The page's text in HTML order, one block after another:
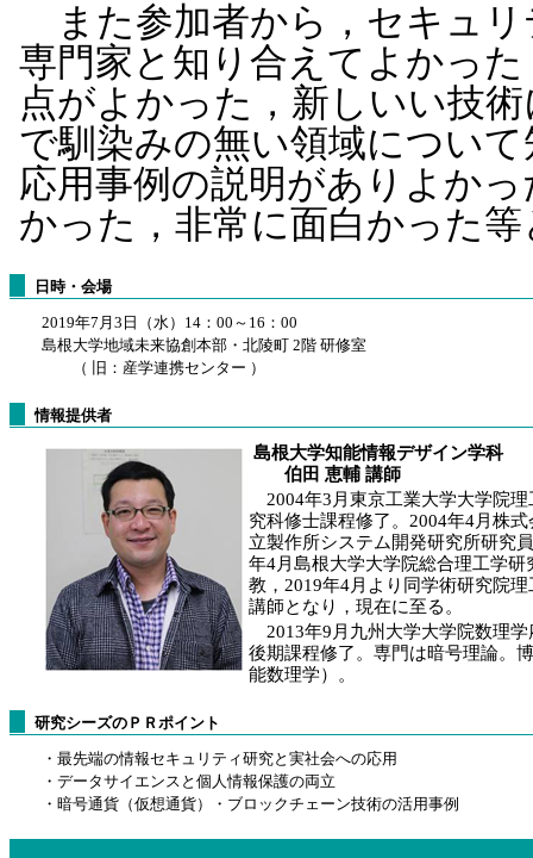
また参加者から，セキュ
専門家と知り合えてよかっ
点がよかった，新しいい技
で馴染みの無い領域につい
応用事例の説明がありよか
かった，非常に面白かった
日時・会場
2019年7月3日（水）14：00～16：00
島根大学地域未来協創本部・北陵町 2階 研修室
（ 旧：産学連携センター ）
情報提供者
島根大学知能情報デザイン学科
伯田 恵輔 講師
2004年3月東京工業大学大学院理
究科修士課程修了。2004年4月株式
立製作所システム開発研究所研究
年4月島根大学大学院総合理工学研
教，2019年4月より同学術研究院理
講師となり，現在に至る。
2013年9月九州大学大学院数理学
後期課程修了。専門は暗号理論。
能数理学）。
研究シーズのＰＲポイント
・最先端の情報セキュリティ研究と実社会への応用
・データサイエンスと個人情報保護の両立
・暗号通貨（仮想通貨）・ブロックチェーン技術の活用事例